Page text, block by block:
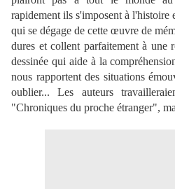
rapidement ils s'imposent à l'histoire
qui se dégage de cette œuvre de
dures et collent parfaitement à une
dessinée qui aide à la
nous rapportent des situations
oublier... Les auteurs
"Chroniques du proche étranger",